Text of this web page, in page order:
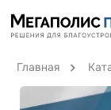
Главная